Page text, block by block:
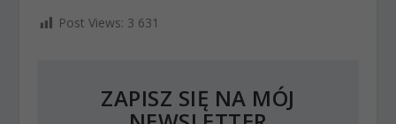
Post Views: 3 631
ZAPISZ SIĘ NA MÓJ